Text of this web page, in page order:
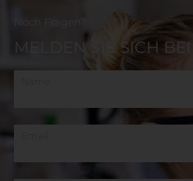
MELDEN SIE SICH BEI